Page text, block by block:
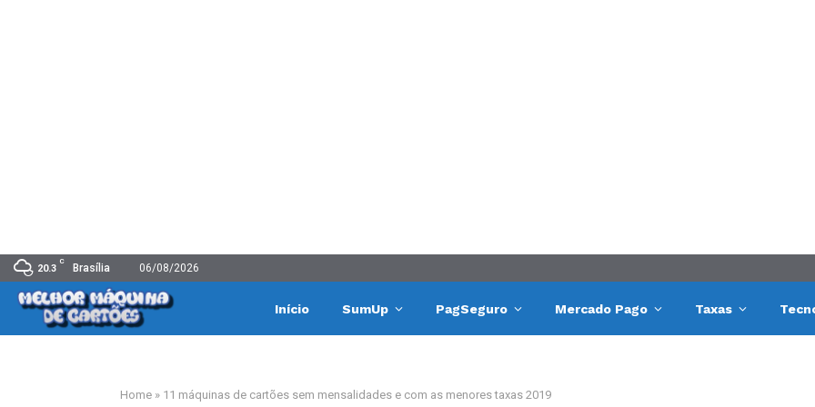
20.3
C
Brasília 06/08/2026
Início SumUp PagSeguro Mercado Pago Taxas
Home » 11 máquinas de cartões sem mensalidades e com as menores taxas 2019